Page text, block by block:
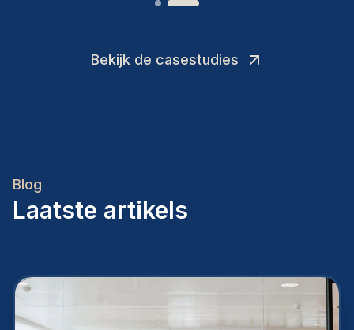
Bekijk de casestudies
Blog
Laatste artikels